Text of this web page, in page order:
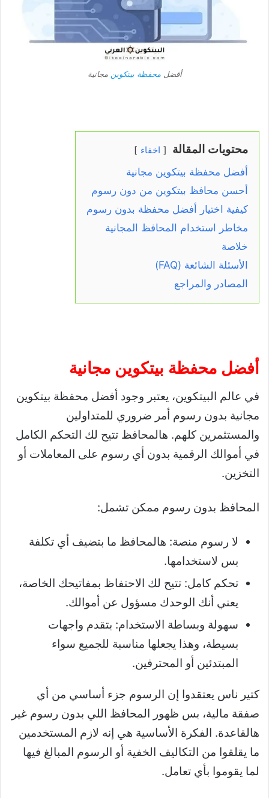
أفضلمحفظة بيتكوين مجانية
محتويات المقالة اخفاء
أفضل محفظة بيتكوين مجانية
أحسن محافظ بيتكوين من دون رسوم
كيفية اختيار أفضل محفظة بدون رسوم
مخاطر استخدام المحافظ المجانية
خلاصة
الأسئلة الشائعة (FAQ)
المصادر والمراجع
أفضل محفظة بيتكوين مجانية
في عالم البيتكوين، يعتبر وجود أفضل محفظة بيتكوين
مجانية بدون رسوم أمر ضروري للمتداولين
والمستثمرين كلهم. هالمحافظ تتيح لك التحكم الكامل
في أموالك الرقمية بدون أي رسوم على المعاملات أو
التخزين.
المحافظ بدون رسوم ممكن تشمل:
لا رسوم منصة: هالمحافظ ما بتضيف أي تكلفة
بس لاستخدامها.
تحكم كامل: تتيح لك الاحتفاظ بمفاتيحك الخاصة،
يعني أنك الوحدك مسؤول عن أموالك.
سهولة وبساطة الاستخدام: بتقدم واجهات
بسيطة، وهذا يجعلها مناسبة للجميع سواء
المبتدئين أو المحترفين.
كتير ناس يعتقدوا إن الرسوم جزء أساسي من أي
صفقة مالية، بس ظهور المحافظ اللي بدون رسوم غير
هالقاعدة. الفكرة الأساسية هي إنه لازم المستخدمين
ما يقلقوا من التكاليف الخفية أو الرسوم المبالغ فيها
لما يقوموا بأي تعامل.